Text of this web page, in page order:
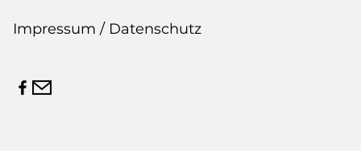
Impressum / Datenschutz